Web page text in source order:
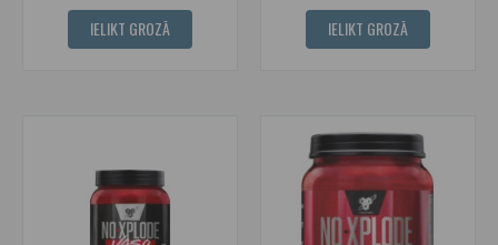
IELIKT GROZĀ IELIKT GROZĀ